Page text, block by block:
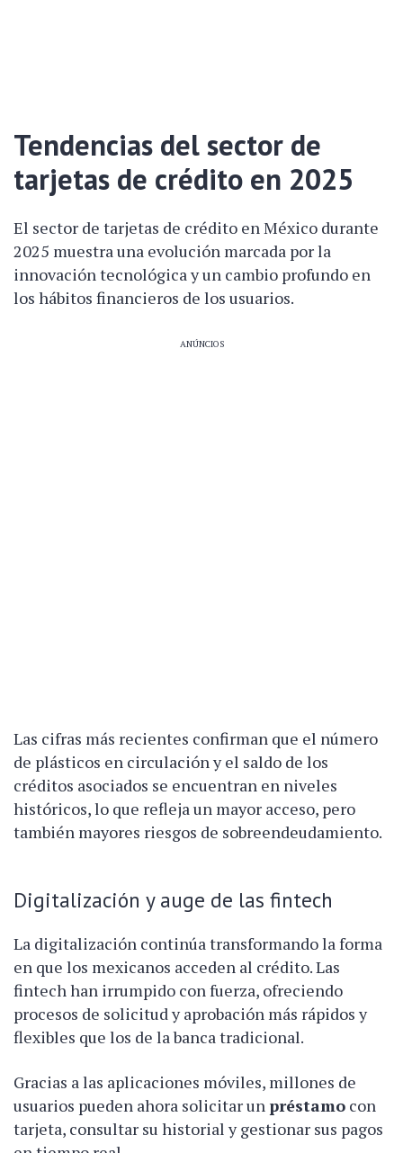
Tendencias del sector de
tarjetas de crédito en 2025
El sector de tarjetas de crédito en México durante
2025 muestra una evolución marcada por la
innovación tecnológica y un cambio profundo en
los hábitos financieros de los usuarios.
ANÚNCIOS
Las cifras más recientes confirman que el número
de plásticos en circulación y el saldo de los
créditos asociados se encuentran en niveles
históricos, lo que refleja un mayor acceso, pero
también mayores riesgos de sobreendeudamiento.
Digitalización y auge de las fintech
La digitalización continúa transformando la forma
en que los mexicanos acceden al crédito. Las
fintech han irrumpido con fuerza, ofreciendo
procesos de solicitud y aprobación más rápidos y
flexibles que los de la banca tradicional.
Gracias a las aplicaciones móviles, millones de
usuarios pueden ahora solicitar un préstamo con
tarjeta, consultar su historial y gestionar sus pagos